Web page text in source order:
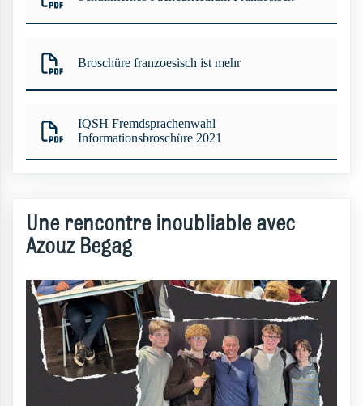
Broschüre franzoesisch ist mehr
IQSH Fremdsprachenwahl
Informationsbroschüre 2021
Une rencontre inoubliable avec
Azouz Begag